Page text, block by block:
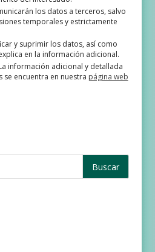
los datos a terceros, salvo
temporales y estrictamente
y suprimir los datos, así como
en la información adicional.
información adicional y detallada
encuentra en nuestra página web